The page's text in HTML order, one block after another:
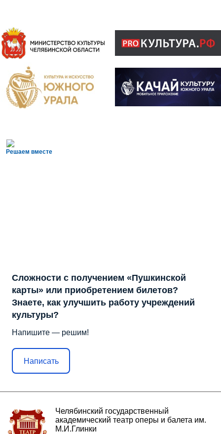
Решаем вместе
Сложности с получением «Пушкинской
карты» или приобретением билетов?
Знаете, как улучшить работу учреждений
культуры?
Напишите — решим!
Написать
Челябинский государственный
академический театр оперы и балета им.
М.И.Глинки